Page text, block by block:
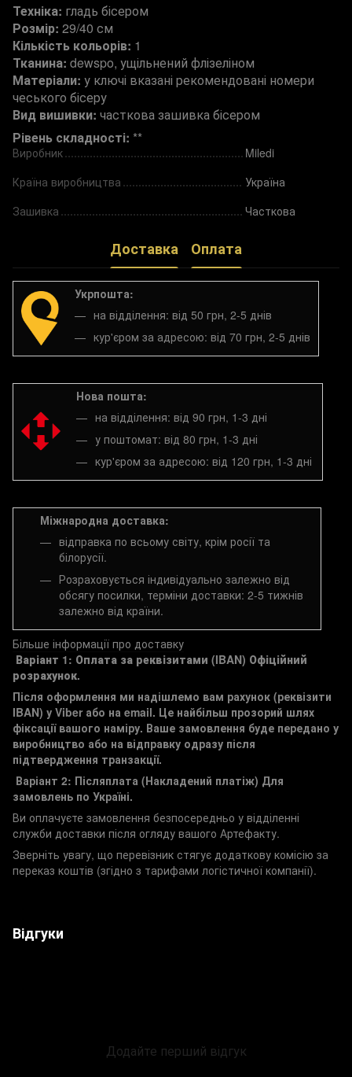
Техніка: гладь бісером
Розмір: 29/40 см
Кількість кольорів: 1
Тканина: dewspo, ущільнений флізеліном
Матеріали: у ключі вказані рекомендовані номери
чеського бісеру
Вид вишивки: часткова зашивка бісером
Рівень складності: **
Виробник
Miledi
Країна виробництва
Україна
Зашивка
Часткова
Доставка Оплата
Укрпошта:
на відділення: від 50 грн, 2-5 днів
кур'єром за адресою: від 70 грн, 2-5 днів
Нова пошта:
на відділення: від 90 грн, 1-3 дні
у поштомат: від 80 грн, 1-3 дні
кур'єром за адресою: від 120 грн, 1-3 дні
Міжнародна доставка:
відправка по всьому світу, крім росії та
білорусії.
Розраховується індивідуально залежно від
обсягу посилки, терміни доставки: 2-5 тижнів
залежно від країни.
Більше інформації про доставку
Варіант 1: Оплата за реквізитами (IBAN) Офіційний
розрахунок.
Після оформлення ми надішлемо вам рахунок (реквізити
IBAN) у Viber або на email. Це найбільш прозорий шлях
фіксації вашого наміру. Ваше замовлення буде передано у
виробництво або на відправку одразу після
підтвердження транзакції.
Варіант 2: Післяплата (Накладений платіж) Для
замовлень по Україні.
Ви оплачуєте замовлення безпосередньо у відділенні
служби доставки після огляду вашого Артефакту.
Зверніть увагу, що перевізник стягує додаткову комісію за
переказ коштів (згідно з тарифами логістичної компанії).
Відгуки
Додайте перший відгук